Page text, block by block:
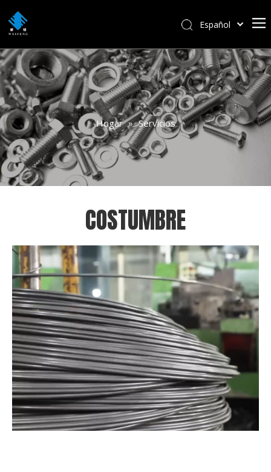
Español
हिन्दी
Italiano
Deutsch
Português
Pусский
Français
English
Hogar » Servicios
COSTUMBRE